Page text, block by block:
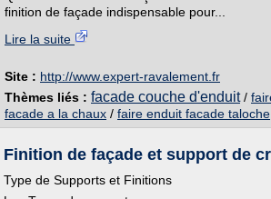
finition de façade indispensable pour...
Lire la suite
Site : http://www.expert-ravalement.fr
Thèmes liés : facade couche d'enduit/
facade a la chaux / faire enduit facade taloche
Finition de façade et support de
Type de Supports et Finitions